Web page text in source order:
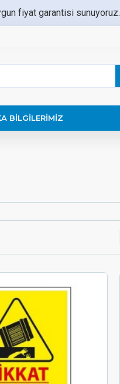
fiyat garantisi sunuyoruz.
BILGILERIMIZ